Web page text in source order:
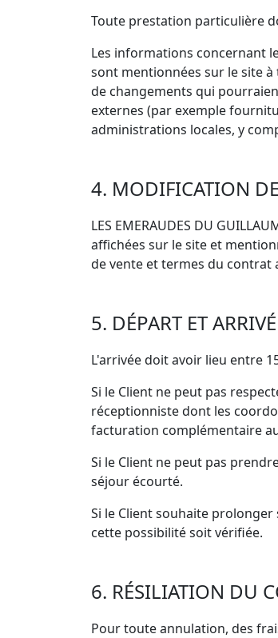
Toute prestation particulière
Les informations concernant
sont mentionnées sur le site à
de changements qui
externes (par exemple
administrations locales, y
4. MODIFICATION
LES EMERAUDES DU
affichées sur le site et
de vente et termes du contrat
5. DÉPART ET
L'arrivée doit avoir lieu entre
Si le Client ne peut pas
réceptionniste dont les
facturation complémentaire
Si le Client ne peut pas
séjour écourté.
Si le Client souhaite prolonger
cette possibilité soit vérifiée.
6. RÉSILIATION DU
Pour toute annulation, des